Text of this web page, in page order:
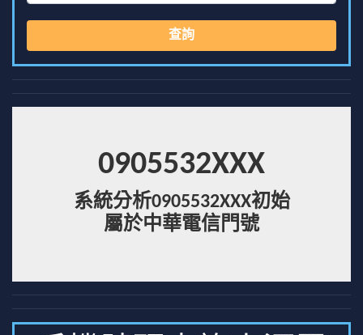
查詢
0905532XXX
系統分析0905532XXX初始
屬於中華電信門號